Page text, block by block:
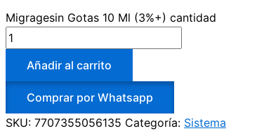
Migragesin Gotas 10 Ml (3%+) cantidad
Añadir al carrito
Comprar por Whatsapp
SKU: 7707355056135 Categoría: Sistema